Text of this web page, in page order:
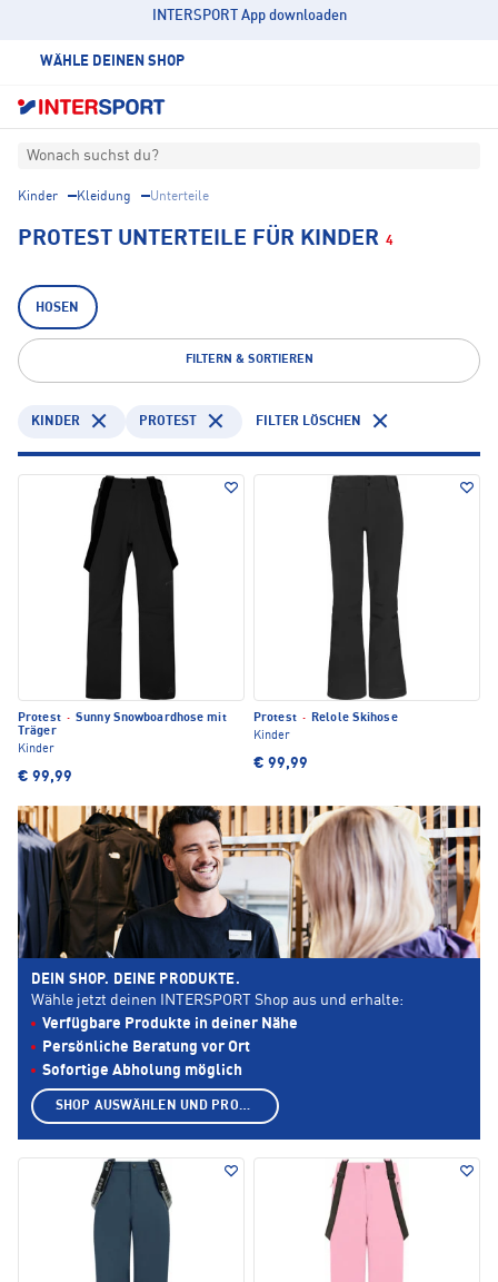
INTERSPORT App downloaden
WÄHLE DEINEN SHOP
Wonach suchst du?
Kinder Kleidung Unterteile
PROTEST UNTERTEILE FÜR KINDER 4
HOSEN
FILTERN & SORTIEREN
KINDER PROTEST FILTER LÖSCHEN
Protest · Sunny Snowboardhose mit
Träger
Kinder
€ 99,99
Protest ·
Relole Skihose
Kinder
€ 99,99
DEIN SHOP. DEINE PRODUKTE.
Wähle jetzt deinen INTERSPORT Shop aus und erhalte:
Verfügbare Produkte in deiner Nähe
Persönliche Beratung vor Ort
Sofortige Abholung möglich
SHOP AUSWÄHLEN UND PRODUKTE ANZEIGEN